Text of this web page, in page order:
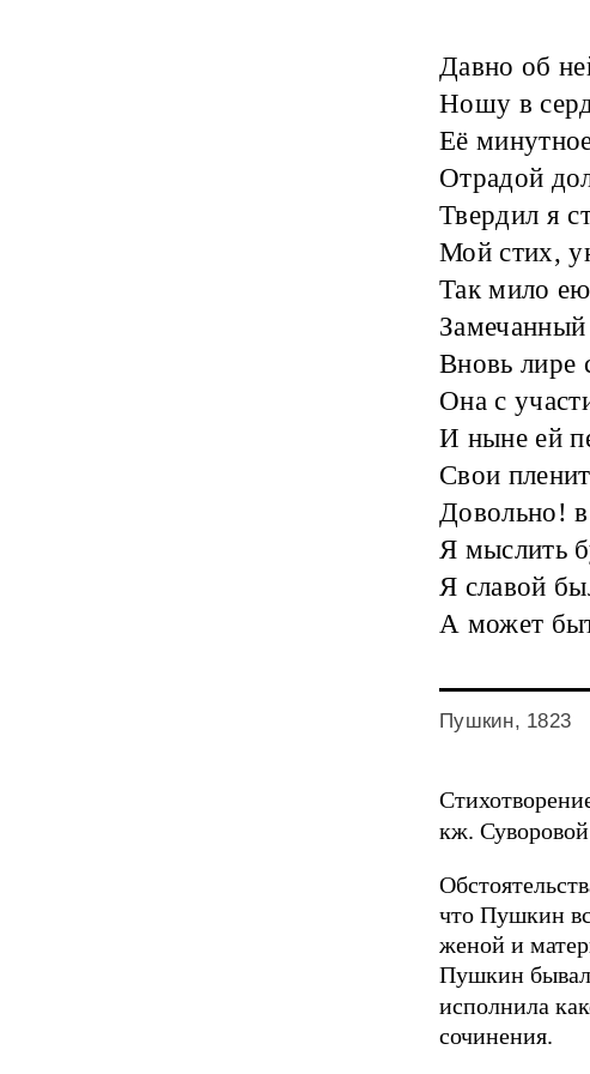
Давно об
Ношу в
Её
Отрадой
Твердил я
Мой стих,
Так мило
Вновь лире
Она с
И ныне ей
Свои
Довольно!
Я мыслить
Я славой
А может
Пушкин, 1823
кж.
что Пушкин
женой и
Пушкин
исполнила
сочинения.